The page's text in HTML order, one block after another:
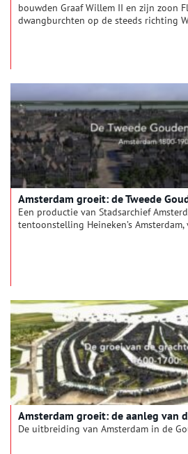
bouwden Graaf Willem II en zijn zoon
dwangburchten op de steeds richting
jarenlang werd bewoond door baljuws.
Amsterdam groeit: de Tweede
Een productie van Stadsarchief
tentoonstelling Heineken’s
Amsterdam groeit: de aanleg van
De uitbreiding van Amsterdam in de